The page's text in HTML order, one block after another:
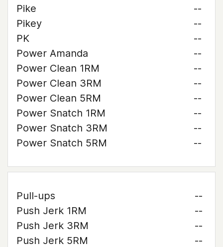
Pike
--
Pikey
--
PK
--
Power Amanda
--
Power Clean 1RM
--
Power Clean 3RM
--
Power Clean 5RM
--
Power Snatch 1RM
--
Power Snatch 3RM
--
Power Snatch 5RM
--
Pull-ups
--
Push Jerk 1RM
--
Push Jerk 3RM
--
Push Jerk 5RM
--